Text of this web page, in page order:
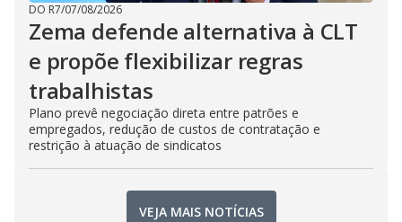
DO R7/07/08/2026
Zema defende alternativa à CLT
e propõe flexibilizar regras
trabalhistas
Plano prevê negociação direta entre patrões e
empregados, redução de custos de contratação e
restrição à atuação de sindicatos
VEJA MAIS NOTÍCIAS